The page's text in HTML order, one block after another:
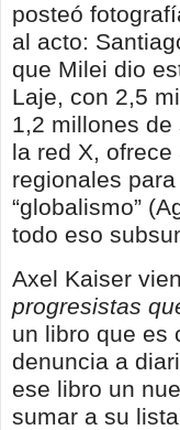
posteó
al acto:
que Milei dio
Laje, con 2,5
1,2 millones
la red X,
regionales
“globalismo”
todo eso
Axel Kaiser
progresistas
un libro que es
denuncia a
ese libro un
sumar a su